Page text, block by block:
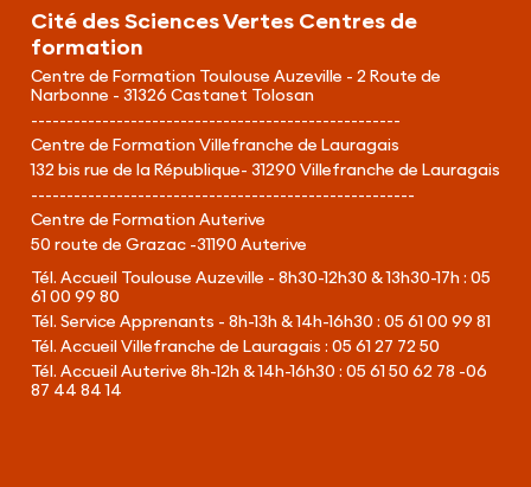
Cité des Sciences Vertes Centres de
formation
Centre de Formation Toulouse Auzeville - 2 Route de
Narbonne - 31326 Castanet Tolosan
----------------------------------------------------
Centre de Formation Villefranche de Lauragais
132 bis rue de la République- 31290 Villefranche de Lauragais
------------------------------------------------------
Centre de Formation Auterive
50 route de Grazac -31190 Auterive
Tél. Accueil Toulouse Auzeville - 8h30-12h30 & 13h30-17h : 05
61 00 99 80
Tél. Service Apprenants - 8h-13h & 14h-16h30 : 05 61 00 99 81
Tél. Accueil Villefranche de Lauragais : 05 61 27 72 50
Tél. Accueil Auterive 8h-12h & 14h-16h30 : 05 61 50 62 78 -06
87 44 84 14